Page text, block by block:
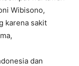
Wibisono,
karena sakit
dan